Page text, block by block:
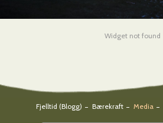
Widget not found
Fjelltid (blogg) Bærekraft Media